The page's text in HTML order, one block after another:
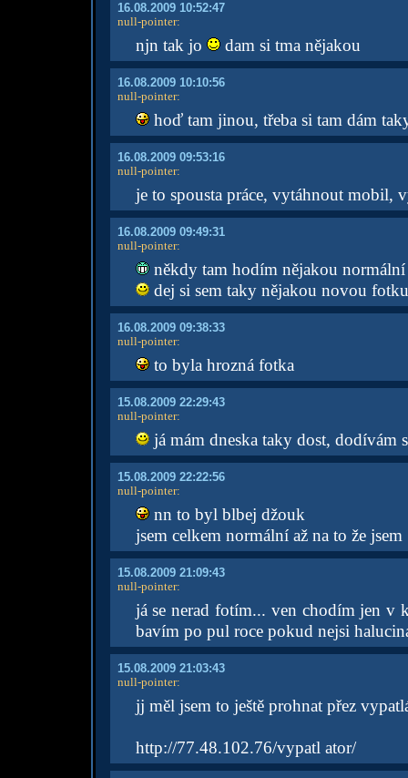
16.08.2009 10:52:47
null-pointer:
njn tak jo dam si tma nějakou
16.08.2009 10:10:56
null-pointer:
hoď tam jinou, třeba si tam dám
16.08.2009 09:53:16
null-pointer:
je to spousta práce, vytáhnout mobil,
16.08.2009 09:49:31
null-pointer:
někdy tam hodím nějakou
dej si sem taky nějakou novou fotku
16.08.2009 09:38:33
null-pointer:
to byla hrozná fotka
15.08.2009 22:29:43
null-pointer:
já mám dneska taky dost, dodívám
15.08.2009 22:22:56
null-pointer:
nn to byl blbej džouk
jsem celkem normální až na to že
15.08.2009 21:09:43
null-pointer:
já se nerad fotím... ven chodím jen v
bavím po pul roce pokud nejsi
15.08.2009 21:03:43
null-pointer:
jj měl jsem to ještě prohnat přez
http://77.48.102.76/vypatl ator/